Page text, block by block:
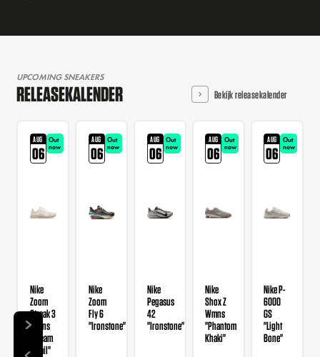
UPCOMING SNEAKERS
RELEASEKALENDER Bekijk releasekalender
AUG
06
Out
now
Nike
Zoom
Streak 3
Wmns
"Cream
II Sail"
AUG
06
Out
now
Nike
Zoom
Fly 6
"Ironstone"
AUG
06
Out
now
Nike
Pegasus
42
"Ironstone"
AUG
06
Out
now
Nike
Shox Z
Wmns
"Phantom
Khaki"
AUG
06
Out
now
Nike P-
6000
GS
"Light
Bone"